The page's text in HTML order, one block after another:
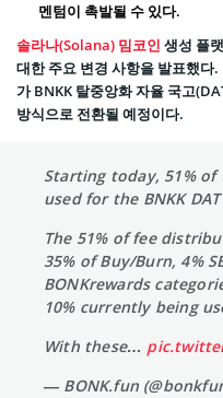
멘텀이 촉발될 수 있다.
솔라나(Solana) 밈코인 생성 플
대한 주요 변경 사항을 발표했다
가 BNKK 탈중앙화 자율 국고
방식으로 전환될 예정이다.
Starting today, 51% of
used for the BNKK
The 51% of fee
35% of Buy/Burn, 4%
BONKrewards
10% currently being
With these…
— BONK.fun